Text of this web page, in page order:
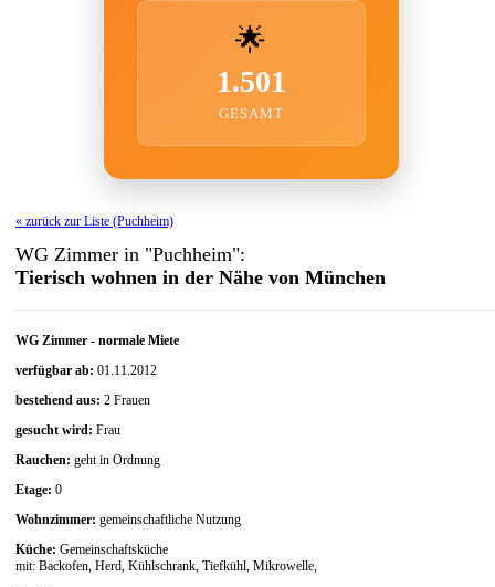
🌟
1.501
GESAMT
« zurück zur Liste (Puchheim)
WG Zimmer in "Puchheim":
Tierisch wohnen in der Nähe von München
WG Zimmer - normale Miete
verfügbar ab: 01.11.2012
bestehend aus: 2 Frauen
gesucht wird: Frau
Rauchen: geht in Ordnung
Etage: 0
Wohnzimmer: gemeinschaftliche Nutzung
Küche: Gemeinschaftsküche
mit: Backofen, Herd, Kühlschrank, Tiefkühl, Mikrowelle,